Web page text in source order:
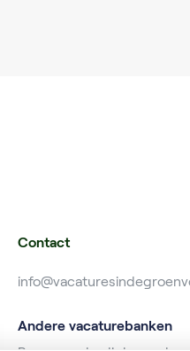
Contact
Andere vacaturebanken